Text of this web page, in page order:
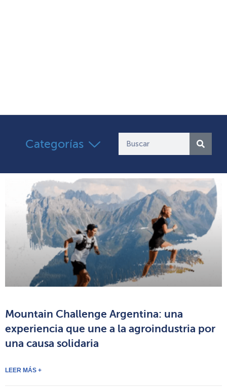
Categorías
Mountain Challenge Argentina: una
experiencia que une a la agroindustria por
una causa solidaria
LEER MÁS +